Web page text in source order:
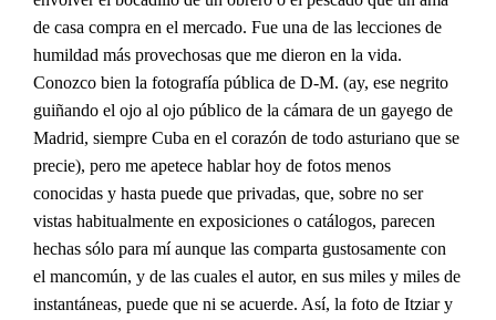
de casa compra en el mercado. Fue una de las lecciones de
humildad más provechosas que me dieron en la vida.
Conozco bien la fotografía pública de D-M. (ay, ese negrito
guiñando el ojo al ojo público de la cámara de un gayego de
Madrid, siempre Cuba en el corazón de todo asturiano que se
precie), pero me apetece hablar hoy de fotos menos
conocidas y hasta puede que privadas, que, sobre no ser
vistas habitualmente en exposiciones o catálogos, parecen
hechas sólo para mí aunque las comparta gustosamente con
el mancomún, y de las cuales el autor, en sus miles y miles de
instantáneas, puede que ni se acuerde. Así, la foto de Itziar y